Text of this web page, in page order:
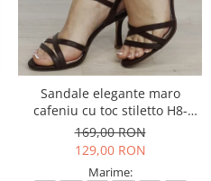
Sandale elegante maro
cafeniu cu toc stiletto H8-
1108T M12
169,00 RON
129,00 RON
Marime: